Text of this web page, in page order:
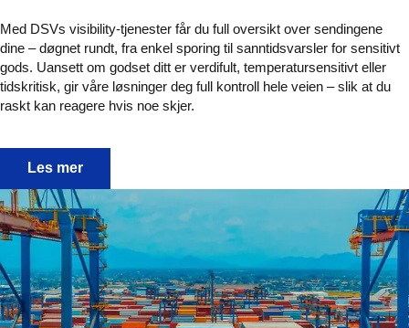
Med DSVs visibility-tjenester får du full oversikt over sendingene
dine – døgnet rundt, fra enkel sporing til sanntidsvarsler for sensitivt
gods. Uansett om godset ditt er verdifult, temperatursensitivt eller
tidskritisk, gir våre løsninger deg full kontroll hele veien – slik at du
raskt kan reagere hvis noe skjer.
Synlighetstjenester – Sporing i sanntid for trygghet
Les mer